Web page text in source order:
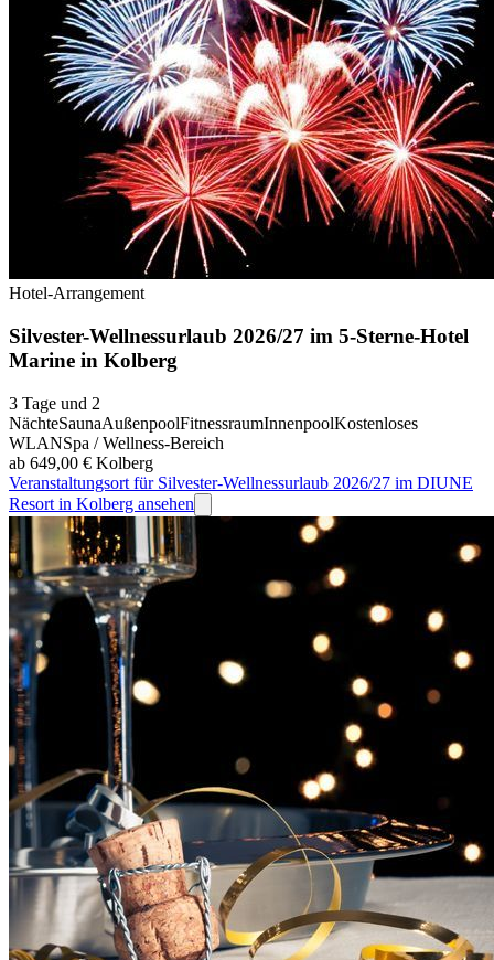
Hotel-Arrangement
Silvester-Wellnessurlaub 2026/27 im 5-Sterne-Hotel
Marine in Kolberg
3 Tage und 2
NächteSaunaAußenpoolFitnessraumInnenpoolKostenloses
WLANSpa / Wellness-Bereich
ab 649,00 € Kolberg
Veranstaltungsort für Silvester-Wellnessurlaub 2026/27 im DIUNE
Resort in Kolberg ansehen